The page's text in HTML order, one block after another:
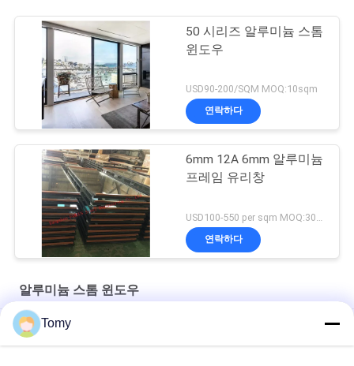
50 시리즈 알루미늄 스톰
윈도우
USD90-200/SQM MOQ:10sqm
연락하다
6mm 12A 6mm 알루미늄
프레임 유리창
USD100-550 per sqm MOQ:300 sqm
연락하다
알루미늄 스톰 윈도우
양극 산화된 미리 제조하는 고정된 알루미늄 지붕창 윈도우 방수
Tomy